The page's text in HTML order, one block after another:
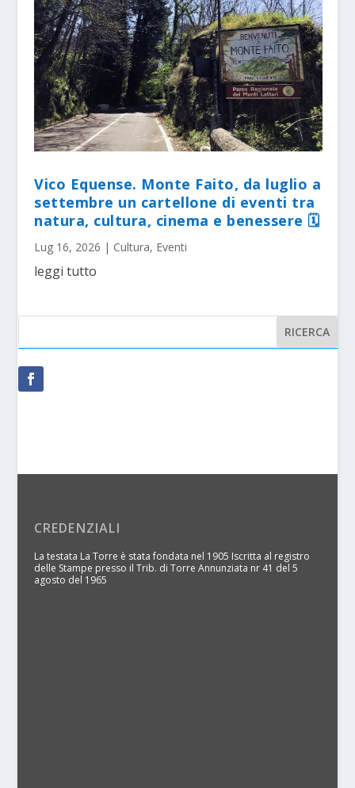
Vico Equense. Monte Faito, da luglio a
settembre un cartellone di eventi tra
natura, cultura, cinema e benessere 🗓
Lug 16, 2026 | Cultura, Eventi
leggi tutto
CREDENZIALI
La testata La Torre è stata fondata nel 1905 Iscritta al registro
delle Stampe presso il Trib. di Torre Annunziata nr 41 del 5
agosto del 1965